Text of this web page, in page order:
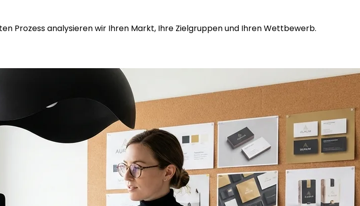
Prozess analysieren wir Ihren Markt, Ihre Zielgruppen und Ihren Wettbewerb.